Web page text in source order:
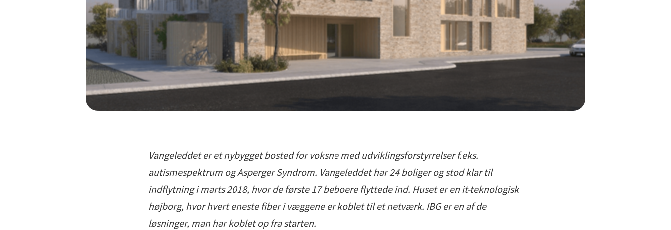
Vangeleddet er et nybygget bosted for voksne med udviklingsforstyrrelser f.eks.
autismespektrum og Asperger Syndrom. Vangeleddet har 24 boliger og stod klar til
indflytning i marts 2018, hvor de første 17 beboere flyttede ind. Huset er en it-teknologisk
højborg, hvor hvert eneste fiber i væggene er koblet til et netværk. IBG er en af de
løsninger, man har koblet op fra starten.